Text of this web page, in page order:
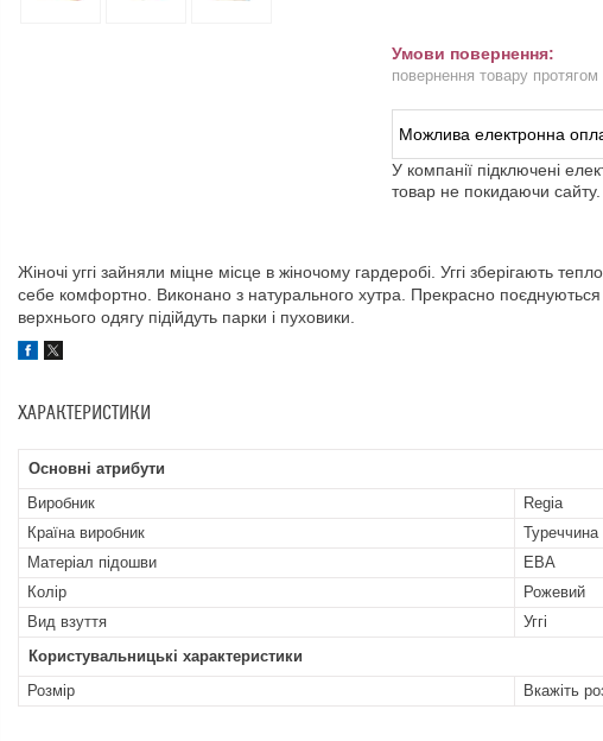
повернення товару
У компанії підключені
товар не покидаючи сайту.
Жіночі уггі зайняли міцне місце в жіночому гардеробі. Уггі зберігають
себе комфортно. Виконано з натурального хутра. Прекрасно
верхнього одягу підійдуть парки і пуховики.
ХАРАКТЕРИСТИКИ
Основні атрибути
Виробник
Regia
Країна виробник
Туреччина
Матеріал підошви
ЕВА
Колір
Рожевий
Вид взуття
Уггі
Користувальницькі характеристики
Розмір
Вкажіть